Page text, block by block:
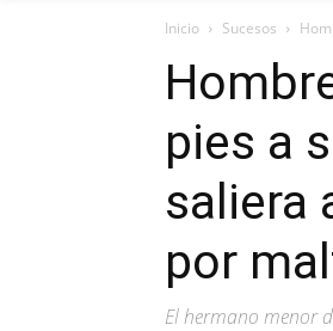
Inicio Sucesos
pies a
saliera
por
El hermano menor